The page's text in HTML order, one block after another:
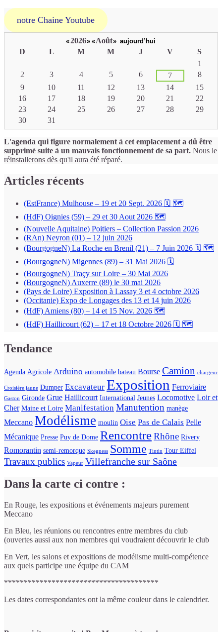
notre Chaine Youtube
calendrier
d’évènements
«2026» «Août» aujourd’hui
D L M M J V
S
1
2
3 4 5 6 7
8
9
10 11 12 13 14
15
16
17 18 19 20 21
22
23
24 25 26 27 28
29
30
31
L'agenda qui figure normalement à cet emplacement a dû être
supprimé suite à un mauvais fonctionnement de sa part. Nous le
réinstallerons dès qu'il aura été réparé.
Articles récents
(EstFrance) Mulhouse – 19 et 20 Sept. 2026 🗓 🗺
(HdF) Oignies (59) – 29 et 30 Aout 2026 🗺
(Nouvelle Aquitaine) Poitiers – Collection Passion 2026
(RAn) Neyron (01) – 12 juin 2026
(BourgogneN) La Roche en Brenil (21) – 7 Juin 2026 🗓 🗺
(BourgogneN) Migennes (89) – 31 Mai 2026 🗓
(BourgogneN) Traçy sur Loire – 30 Mai 2026
(BourgogneN) Auxerre (89) le 30 mai 2026
(Pays de Loire) Exposition à Lassay 3 et 4 octobre 2026
(Occitanie) Expo de Longages des 13 et 14 juin 2026
(HdF) Amiens (80) – 14 et 15 Nov. 2026 🗺
(HdF) Haillicourt (62) – 17 et 18 Octobre 2026 🗓 🗺
Tendance
Agenda Agricole Arduino automobile bateau Bourse Camion chargeur
Croisière jaune Dumper Excavateur Exposition Ferroviaire
Gaston Gironde Grue Haillicourt International Jeunes Locomotive Loir et
Cher Maine et Loire Manifestation Manutention manège
Meccano Modélisme moulin Oise Pas de Calais Pelle
Mécanique Presse Puy de Dome RencontreRhône Rivery
Romorantin semi-remorque Skegness Somme Tintin Tour Eiffel
Travaux publics Vapeur Villefranche sur Saône
Dans la carte ci contre :
En Rouge, les expositions et événements majeurs purement
Meccano
En Bleu, les réunions ou rencontres entre membres du club
(ouvertes aussi aux non membres qui voudraient découvrir le club
En Vert, les salons et expositions de modélisme multi-compétence
aux quels participe une équipe du CAM
***************************************
Les dates correspondantes ont la même couleur dans le calendrier.